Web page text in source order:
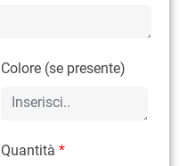
Colore (se presente)
Quantità*